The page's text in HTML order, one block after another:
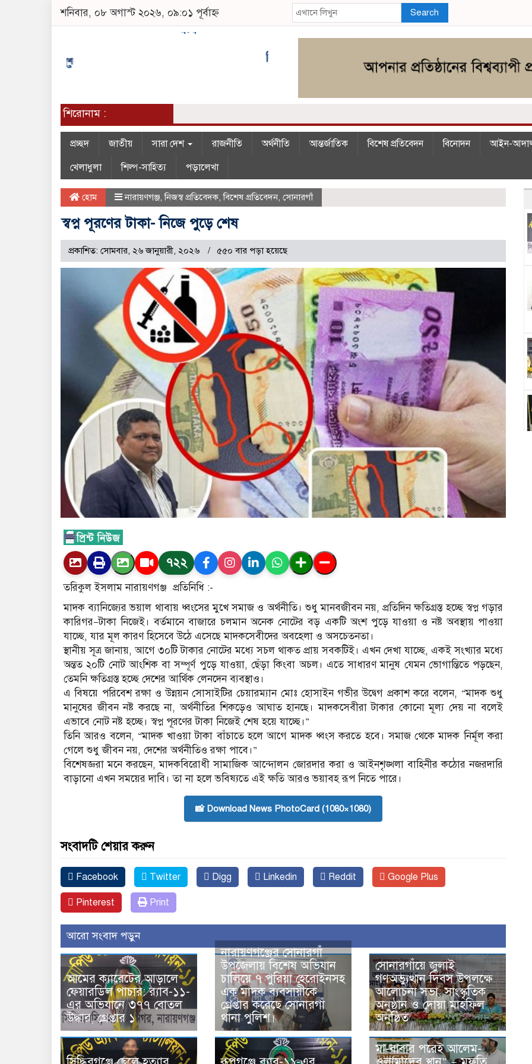
শনিবার, ০৮ অগাস্ট ২০২৬, ০৯:০১ পূর্বাহ্ন Search
শিরোনাম :
প্রচ্ছদ জাতীয় সারা দেশ রাজনীতি অর্থনীতি আন্তর্জাতিক বিশেষ প্রতিবেদন বিনোদন আইন-
খেলাধুলা
শিল্প-সাহিত্য পড়ালেখা
হোম নারায়ণগঞ্জ,নিজস্ব প্রতিবেদক,বিশেষ প্রতিবেদন, সোনারগাঁ
স্বপ্ন পূরণের টাকা- নিজে পুড়ে শেষ
প্রকাশিত: সোমবার, ২৬ জানুয়ারী, ২০২৬ ৫৫০ বার পড়া হয়েছে
৭২২
তরিকুল ইসলাম নারায়ণগঞ্জ প্রতিনিধি :-
মাদক ব্যানিজ্যের ভয়াল থাবায় ধ্বংসের মুখে সমাজ ও অর্থনীতি। শুধু মানবজীবন নয়, প্রতিদিন ক্ষতিগ্রস্ত হচ্ছে স্বপ্ন গড়ার
কারিগর—টাকা নিজেই। বর্তমানে বাজারে চলমান অনেক নোটের বড় একটি অংশ পুড়ে যাওয়া ও নষ্ট অবস্থায় পাওয়া
যাচ্ছে, যার মূল কারণ হিসেবে উঠে এসেছে মাদকসেবীদের অবহেলা ও অসচেতনতা।
স্থানীয় সূত্র জানায়, আগে ৩০টি টাকার নোটের মধ্যে সচল থাকত প্রায় সবকটিই। এখন দেখা যাচ্ছে, একই সংখ্যার মধ্যে
অন্তত ২০টি নোট আংশিক বা সম্পূর্ণ পুড়ে যাওয়া, ছেঁড়া কিংবা অচল। এতে সাধারণ মানুষ যেমন ভোগান্তিতে পড়ছেন,
তেমনি ক্ষতিগ্রস্ত হচ্ছে দেশের আর্থিক লেনদেন ব্যবস্থাও।
এ বিষয়ে পরিবেশ রক্ষা ও উন্নয়ন সোসাইটির চেয়ারম্যান মোঃ হোসাইন গভীর উদ্বেগ প্রকাশ করে বলেন, “মাদক শুধু
মানুষের জীবন নষ্ট করছে না, অর্থনীতির শিকড়েও আঘাত হানছে। মাদকসেবীরা টাকার কোনো মূল্য দেয় না বলেই
এভাবে নোট নষ্ট হচ্ছে। স্বপ্ন পূরণের টাকা নিজেই শেষ হয়ে যাচ্ছে।”
তিনি আরও বলেন, “মাদক খাওয়া টাকা বাঁচাতে হলে আগে মাদক ধ্বংস করতে হবে। সমাজ থেকে মাদক নির্মূল করা
গেলে শুধু জীবন নয়, দেশের অর্থনীতিও রক্ষা পাবে।”
বিশেষজ্ঞরা মনে করছেন, মাদকবিরোধী সামাজিক আন্দোলন জোরদার করা ও আইনশৃঙ্খলা বাহিনীর কঠোর নজরদারি
বাড়ানো এখন সময়ের দাবি। তা না হলে ভবিষ্যতে এই ক্ষতি আরও ভয়াবহ রূপ নিতে পারে।
📸 Download News PhotoCard (1080×1080)
সংবাদটি শেয়ার করুন
Facebook Twitter Digg Linkedin Reddit Google Plus
Pinterest Print
আরো সংবাদ পড়ুন
আমের ক্যারেটের আড়ালে
ফেয়ারডিল পাচার: র‍্যাব-১১-
এর অভিযানে ৩৭৭ বোতল
উদ্ধার, গ্রেপ্তার ১
নারায়ণগঞ্জের সোনারগাঁ
উপজেলায় বিশেষ অভিযান
চালিয়ে ৭ পুরিয়া হেরোইনসহ
এক মাদক ব্যবসায়ীকে
গ্রেপ্তার করেছে সোনারগাঁ
থানা পুলিশ।
সোনারগাঁয়ে জুলাই
গণঅভ্যুত্থান দিবস উপলক্ষে
আলোচনা সভা, সাংস্কৃতিক
অনুষ্ঠান ও দোয়া মাহফিল
অনুষ্ঠিত
মা-বাবার পরেই আলেম-